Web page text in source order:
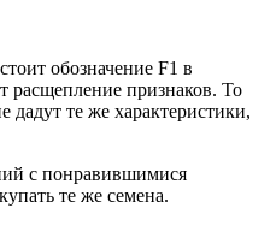
обозначение F1 в
расщепление признаков. То
дадут те же характеристики,
с понравившимися
те же семена.